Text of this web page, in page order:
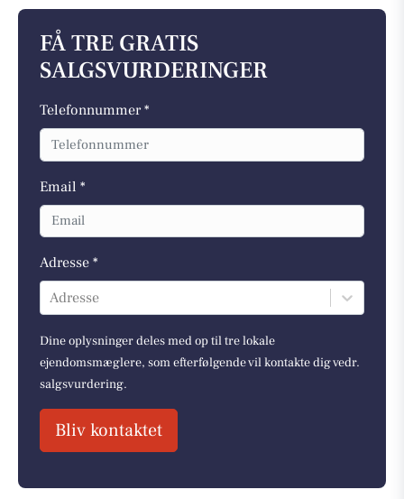
FÅ TRE GRATIS
SALGSVURDERINGER
Telefonnummer *
Email *
Adresse *
Adresse
Dine oplysninger deles med op til tre lokale
ejendomsmæglere, som efterfølgende vil kontakte dig vedr.
salgsvurdering.
Bliv kontaktet